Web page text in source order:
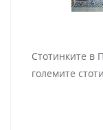
Стотинките в
големите